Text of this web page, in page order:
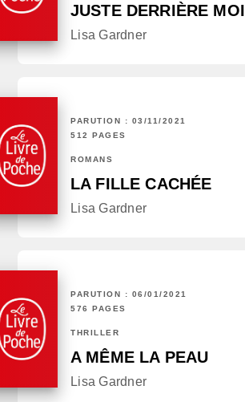
JUSTE DERRIÈRE MOI
Lisa Gardner
PARUTION : 03/11/2021
512 PAGES
ROMANS
LA FILLE CACHÉE
Lisa Gardner
PARUTION : 06/01/2021
576 PAGES
THRILLER
A MÊME LA PEAU
Lisa Gardner